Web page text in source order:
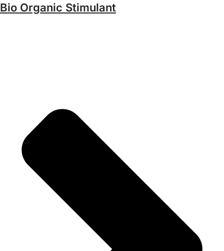
Bio Organic Stimulant